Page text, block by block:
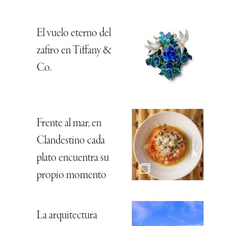
El vuelo eterno del
zafiro en Tiffany &
Co.
Frente al mar, en
Clandestino cada
plato encuentra su
propio momento
La arquitectura